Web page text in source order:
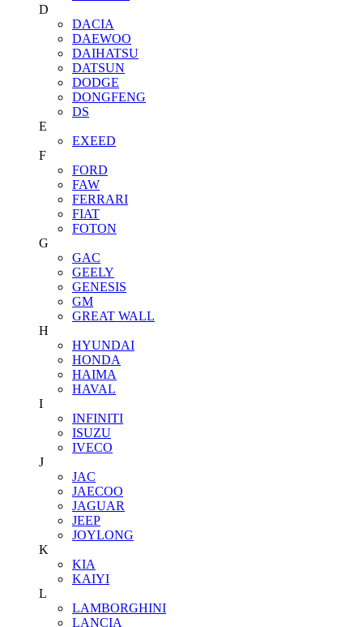
D
DACIA
DAEWOO
DAIHATSU
DATSUN
DODGE
DONGFENG
DS
E
EXEED
F
FORD
FAW
FERRARI
FIAT
FOTON
G
GAC
GEELY
GENESIS
GM
GREAT WALL
H
HYUNDAI
HONDA
HAIMA
HAVAL
I
INFINITI
ISUZU
IVECO
J
JAC
JAECOO
JAGUAR
JEEP
JOYLONG
K
KIA
KAIYI
L
LAMBORGHINI
LANCIA